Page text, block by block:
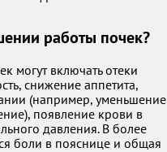
работы почек?
могут включать отеки
снижение аппетита,
(например, уменьшение
появление крови в
давления. В более
боли в пояснице и общая